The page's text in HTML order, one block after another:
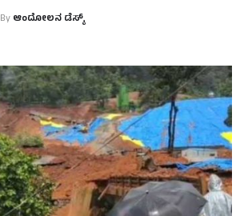
By ಆಂದೋಲನ ಡೆಸ್ಕ್